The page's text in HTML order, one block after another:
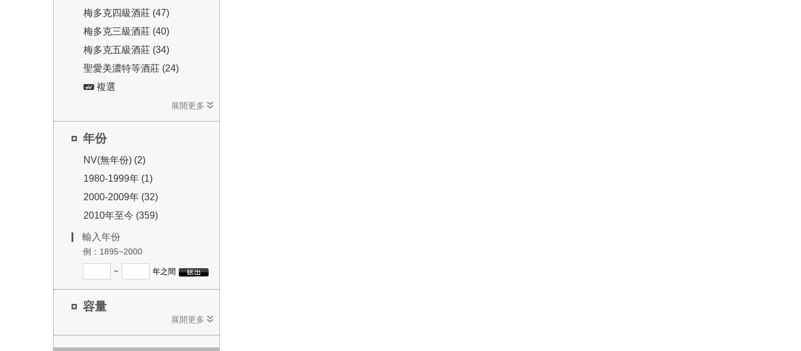
梅多克四級酒莊 (47)
梅多克三級酒莊 (40)
梅多克五級酒莊 (34)
聖愛美濃特等酒莊 (24)
複選
展開更多
年份
NV(無年份) (2)
1980-1999年 (1)
2000-2009年 (32)
2010年至今 (359)
輸入年份
例：1895~2000
~ 年之間
容量
展開更多